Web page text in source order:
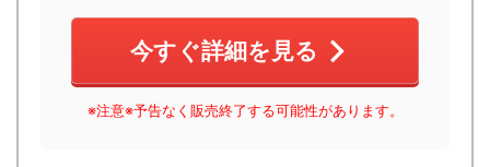
今すぐ詳細を見る
※注意※予告なく販売終了する可能性があります。